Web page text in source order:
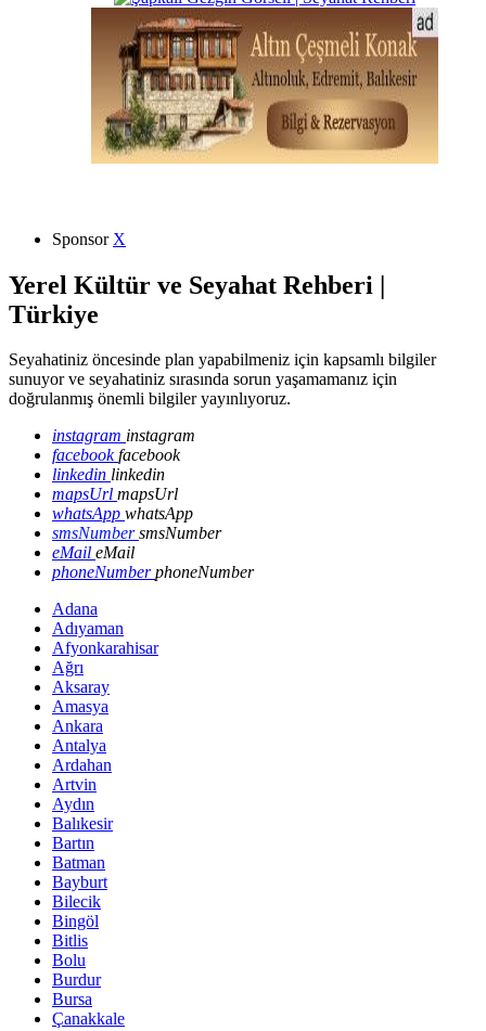
Sponsor X
Yerel Kültür ve Seyahat Rehberi |
Türkiye
Seyahatiniz öncesinde plan yapabilmeniz için kapsamlı bilgiler
sunuyor ve seyahatiniz sırasında sorun yaşamamanız için
doğrulanmış önemli bilgiler yayınlıyoruz.
instagram instagram
facebookfacebook
linkedin linkedin
mapsUrl mapsUrl
whatsApp whatsApp
smsNumbersmsNumber
eMail eMail
phoneNumberphoneNumber
Adana
Adıyaman
Afyonkarahisar
Ağrı
Aksaray
Amasya
Ankara
Antalya
Ardahan
Artvin
Aydın
Balıkesir
Bartın
Batman
Bayburt
Bilecik
Bingöl
Bitlis
Bolu
Burdur
Bursa
Çanakkale